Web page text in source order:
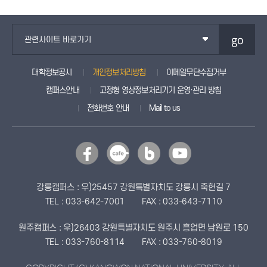
관련사이트 바로가기 go
대학정보공시 개인정보처리방침
이메일무단수집거부
캠퍼스안내
고정형 영상정보처리기기 운영·관리 방침
전화번호 안내
Mail to us
강릉캠퍼스 : 우)25457 강원특별자치도 강릉시 죽헌길 7
TEL : 033-642-7001
FAX : 033-643-7110
원주캠퍼스 : 우)26403 강원특별자치도 원주시 흥업면 남원로 150
TEL : 033-760-8114
FAX : 033-760-8019